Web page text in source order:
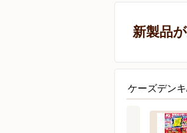
新製品
ケーズデン